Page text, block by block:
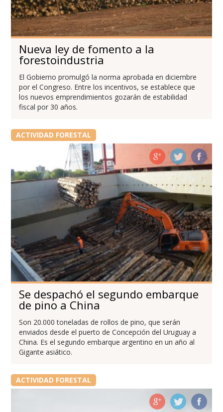
Nueva ley de fomento a la
forestoindustria
El Gobierno promulgó la norma aprobada en diciembre
por el Congreso. Entre los incentivos, se establece que
los nuevos emprendimientos gozarán de estabilidad
fiscal por 30 años.
ACTIVIDAD FORESTAL
Se despachó el segundo embarque
de pino a China
Son 20.000 toneladas de rollos de pino, que serán
enviados desde el puerto de Concepción del Uruguay a
China. Es el segundo embarque argentino en un año al
Gigante asiático.
ACTIVIDAD FORESTAL